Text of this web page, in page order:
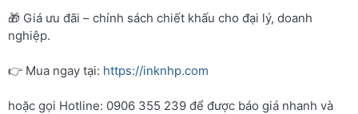
🎁 Giá ưu đãi – chính sách chiết khấu cho đại lý, doanh
nghiệp.
👉 Mua ngay tại: https://inknhp.com
hoặc gọi Hotline: 0906 355 239 để được báo giá nhanh và